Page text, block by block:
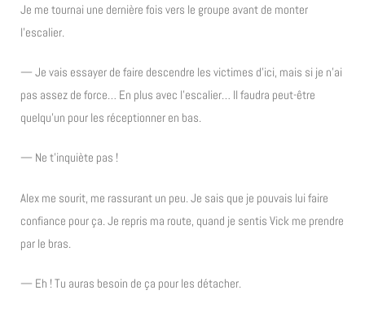
Je me tournai une dernière fois vers le groupe avant de monter
l’escalier.
— Je vais essayer de faire descendre les victimes d’ici, mais si je n’ai
pas assez de force… En plus avec l’escalier… Il faudra peut-être
quelqu’un pour les réceptionner en bas.
— Ne t’inquiète pas !
Alex me sourit, me rassurant un peu. Je sais que je pouvais lui faire
confiance pour ça. Je repris ma route, quand je sentis Vick me prendre
par le bras.
— Eh ! Tu auras besoin de ça pour les détacher.